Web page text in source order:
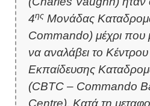
4ης Μονάδας
Commando) μέχρι που
να αναλάβει το
Εκπαίδευσης
(CBTC – Commando
Centre). Κατά τη